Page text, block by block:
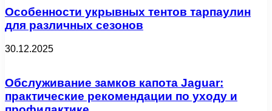
Особенности укрывных тентов тарпаулин
для различных сезонов
30.12.2025
Обслуживание замков капота Jaguar:
практические рекомендации по уходу и